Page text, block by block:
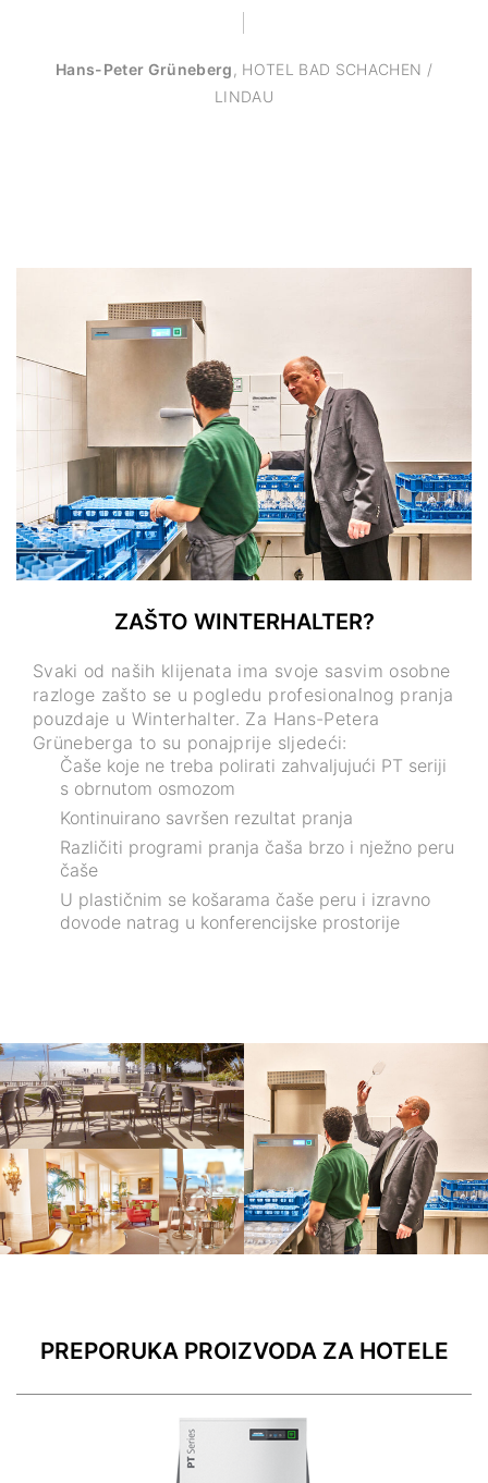
Hans-Peter Grüneberg , HOTEL BAD SCHACHEN /
LINDAU
ZAŠTO WINTERHALTER?
Svaki od naših klijenata ima svoje sasvim osobne
razloge zašto se u pogledu profesionalnog pranja
pouzdaje u Winterhalter. Za Hans-Petera
Grüneberga to su ponajprije sljedeći:
Čaše koje ne treba polirati zahvaljujući PT seriji
s obrnutom osmozom
Kontinuirano savršen rezultat pranja
Različiti programi pranja čaša brzo i nježno peru
čaše
U plastičnim se košarama čaše peru i izravno
dovode natrag u konferencijske prostorije
PREPORUKA PROIZVODA ZA HOTELE